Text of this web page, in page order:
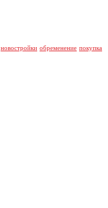
новостройки обременение покупка